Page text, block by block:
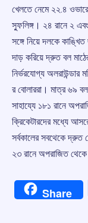
খেলতে নেমে ২২.‌৪
স্ফুলিঙ্গ। ২৪ রানে ২
সঙ্গে নিয়ে দলকে
দাড় করিয়ে দ্রুত বল
নির্ভরযোগ্য অলরাউন্ডার
র বোলাররা। মাত্র ৬৯ বল
সাহায্যে ১৮১ রানে
ক্রিকেটারদের মধ্যে
সর্বকালের সবথেকে দ্রুত
২৩ রানে অপরাজিত থেকে
Share